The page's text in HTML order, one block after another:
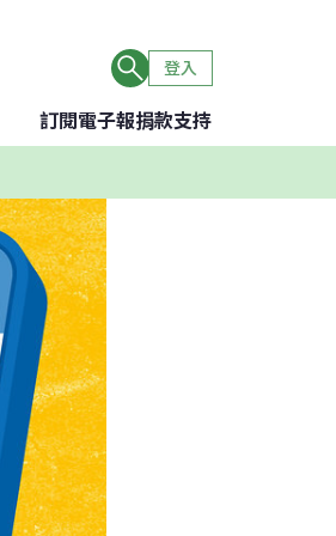
登入
訂閱電子報捐款支持